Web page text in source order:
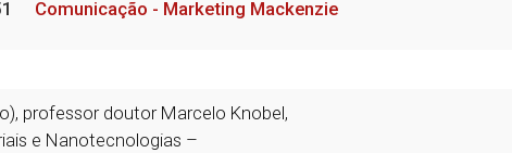
Comunicação - Marketing Mackenzie
professor doutor Marcelo Knobel,
e Nanotecnologias –